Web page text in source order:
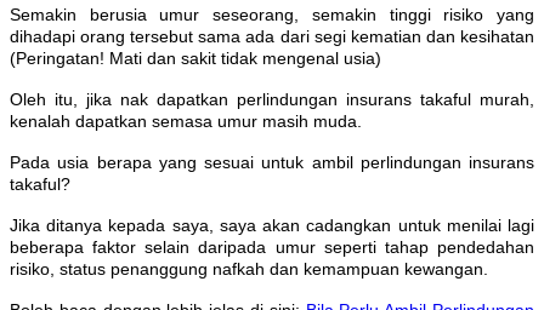
Semakin berusia umur seseorang, semakin tinggi risiko yang
dihadapi orang tersebut sama ada dari segi kematian dan kesihatan
(Peringatan! Mati dan sakit tidak mengenal usia)
Oleh itu, jika nak dapatkan perlindungan insurans takaful murah,
kenalah dapatkan semasa umur masih muda.
Pada usia berapa yang sesuai untuk ambil perlindungan insurans
takaful?
Jika ditanya kepada saya, saya akan cadangkan untuk menilai lagi
beberapa faktor selain daripada umur seperti tahap pendedahan
risiko, status penanggung nafkah dan kemampuan kewangan.